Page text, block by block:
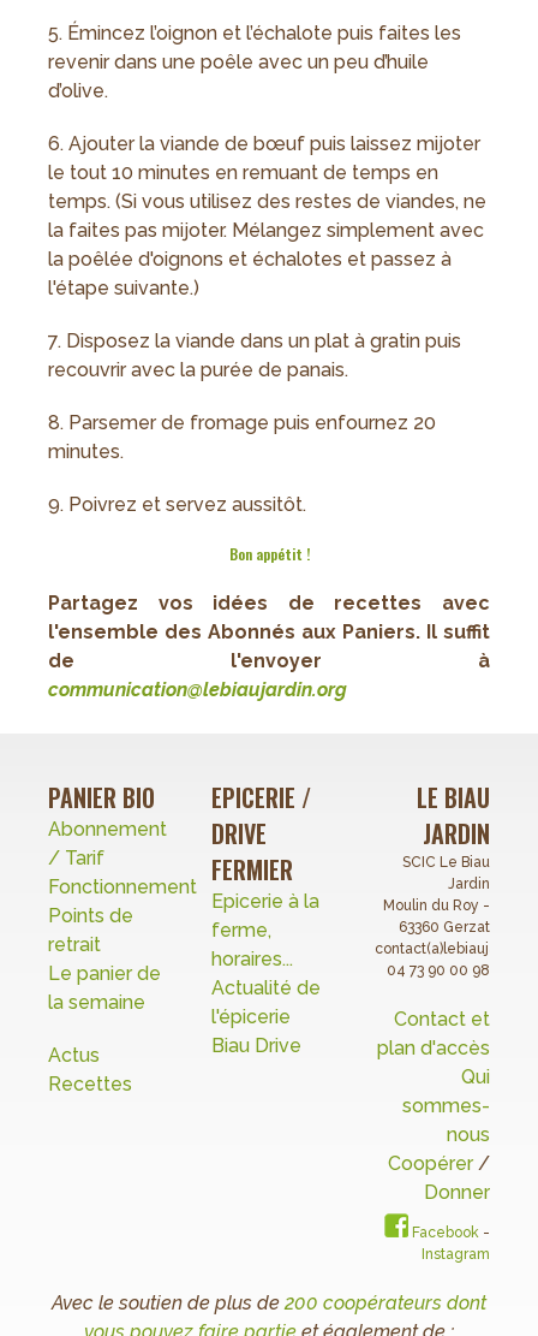
5. Émincez l’oignon et l’échalote puis faites les
revenir dans une poêle avec un peu d’huile
d’olive.
6. Ajouter la viande de bœuf puis laissez mijoter
le tout 10 minutes en remuant de temps en
temps. (Si vous utilisez des restes de viandes, ne
la faites pas mijoter. Mélangez simplement avec
la poêlée d'oignons et échalotes et passez à
l'étape suivante.)
7. Disposez la viande dans un plat à gratin puis
recouvrir avec la purée de panais.
8. Parsemer de fromage puis enfournez 20
minutes.
9. Poivrez et servez aussitôt.
Bon appétit !
Partagez vos idées de recettes avec
l'ensemble des Abonnés aux Paniers. Il suffit
de l'envoyer à
communication@lebiaujardin.org
PANIER BIO
Abonnement
/ Tarif
Fonctionnement
Points de
retrait
Le panier de
la semaine
Actus
Recettes
EPICERIE /
DRIVE
FERMIER
Epicerie à la
ferme,
horaires...
Actualité de
l'épicerie
Biau Drive
LE BIAU
JARDIN
SCIC Le Biau
Jardin
Moulin du Roy -
63360 Gerzat
04 73 90 00 98
Contact et
plan d'accès
Qui
sommes-
nous
Coopérer/
Donner
Facebook-
Instagram
Avec le soutien de plus de200 coopérateurs dont